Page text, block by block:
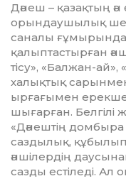
Дәнеш – қазақтың ән
орындаушылық
саналы ғұмырын­да
қалыптастырған
тісу», «Балжан-ай»,
халықтық сарынмен
ырғағымен
шығарған. Бел­гілі
«Дә­нештің домбыра
саздылық, құбылып
әншілердің
сазды естіле­ді.